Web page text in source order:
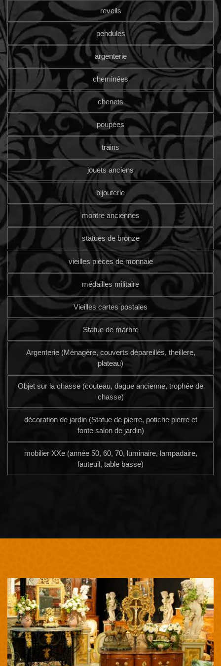
reveils
pendules
argenterie
cheminées
chenets
poupées
trains
jouets anciens
bijouterie
montre anciennes
statues de bronze
vieilles pièces de monnaie
médailles militaire
Vieilles cartes postales
Statue de marbre
Argenterie (Ménagère, couverts dépareillés, theillere,
plateau)
Objet sur la chasse (couteau, dague ancienne, trophée de
chasse)
décoration de jardin (Statue de pierre, potiche pierre et
fonte salon de jardin)
mobilier XXe (année 50, 60, 70, luminaire, lampadaire,
fauteuil, table basse)